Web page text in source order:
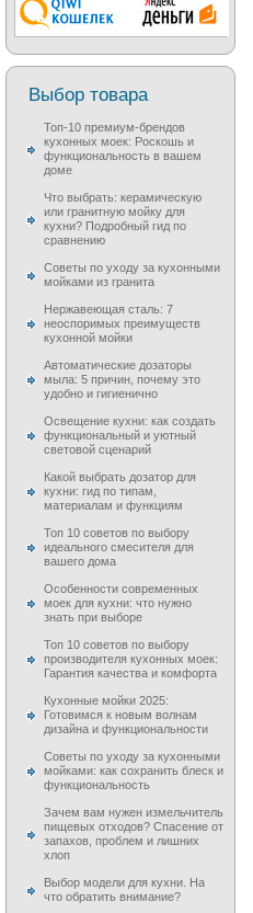
Выбор товара
Топ-10 премиум-брендов
кухонных моек: Роскошь и
функциональность в вашем
доме
Что выбрать: керамическую
или гранитную мойку для
кухни? Подробный гид по
сравнению
Советы по уходу за кухонными
мойками из гранита
Нержавеющая сталь: 7
неоспоримых преимуществ
кухонной мойки
Автоматические дозаторы
мыла: 5 причин, почему это
удобно и гигиенично
Освещение кухни: как создать
функциональный и уютный
световой сценарий
Какой выбрать дозатор для
кухни: гид по типам,
материалам и функциям
Топ 10 советов по выбору
идеального смесителя для
вашего дома
Особенности современных
моек для кухни: что нужно
знать при выборе
Топ 10 советов по выбору
производителя кухонных моек:
Гарантия качества и комфорта
Кухонные мойки 2025:
Готовимся к новым волнам
дизайна и функциональности
Советы по уходу за кухонными
мойками: как сохранить блеск и
функциональность
Зачем вам нужен измельчитель
пищевых отходов? Спасение от
запахов, проблем и лишних
хлоп
Выбор модели для кухни. На
что обратить внимание?